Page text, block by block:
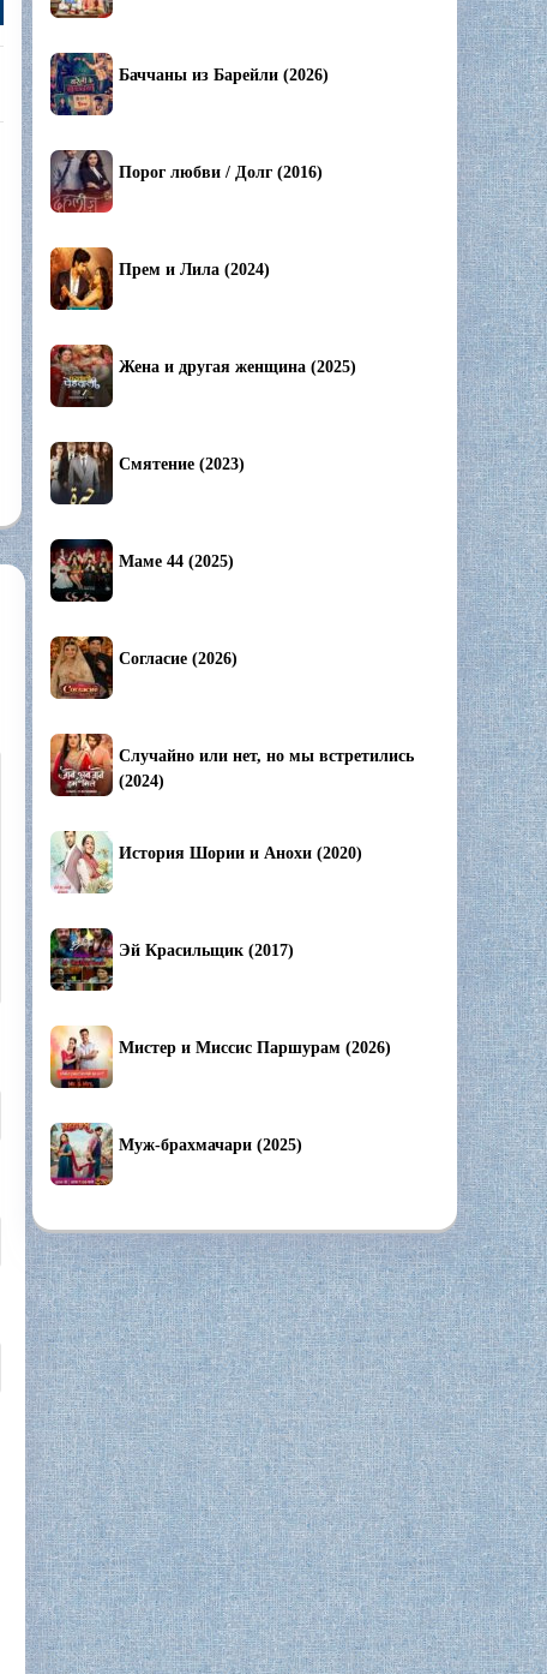
Баччаны из Барейли (2026)
Порог любви / Долг (2016)
Прем и Лила (2024)
Жена и другая женщина (2025)
Смятение (2023)
Маме 44 (2025)
Согласие (2026)
Случайно или нет, но мы встретились
(2024)
История Шории и Анохи (2020)
Эй Красильщик (2017)
Мистер и Миссис Паршурам (2026)
Муж-брахмачари (2025)